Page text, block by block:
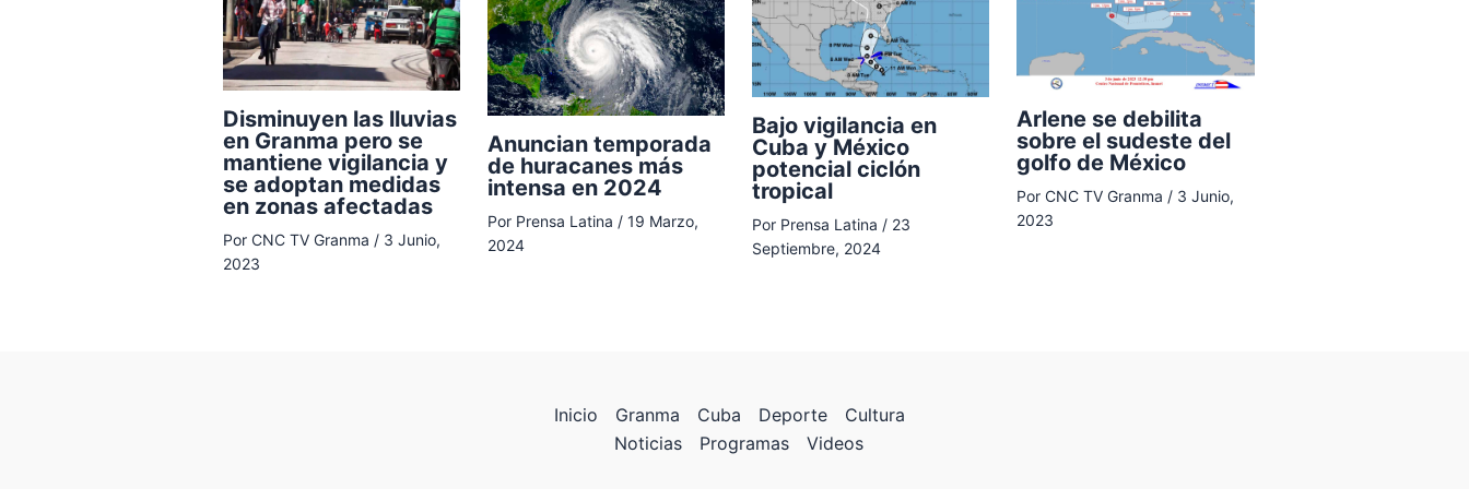
Disminuyen las lluvias
en Granma pero se
mantiene vigilancia y
se adoptan medidas
en zonas afectadas
Por CNC TV Granma / 3 Junio,
2023
Anuncian temporada
de huracanes más
intensa en 2024
Por Prensa Latina / 19 Marzo,
2024
Bajo vigilancia en
Cuba y México
potencial ciclón
tropical
Por Prensa Latina / 23
Septiembre, 2024
Arlene se debilita
sobre el sudeste del
golfo de México
PorCNC TV Granma / 3 Junio,
2023
Inicio Granma Cuba Deporte
Cultura
Noticias
Programas Videos